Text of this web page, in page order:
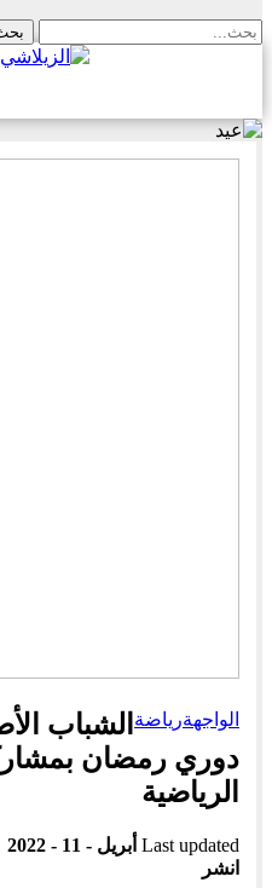
الواجهةرياضة الشباب
دوري رمضان
الرياضية
Last updated أبريل - 11 - 2022
انشر